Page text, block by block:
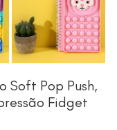
Soft Pop Push,
Fidget